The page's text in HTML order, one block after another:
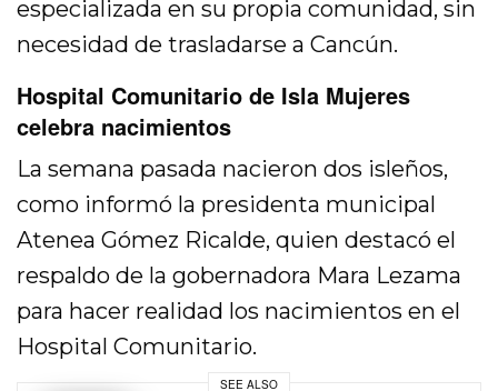
especializada en su propia comunidad, sin
necesidad de trasladarse a Cancún.
Hospital Comunitario de Isla Mujeres
celebra nacimientos
La semana pasada nacieron dos isleños,
como informó la presidenta municipal
Atenea Gómez Ricalde, quien destacó el
respaldo de la gobernadora Mara Lezama
para hacer realidad los nacimientos en el
Hospital Comunitario.
SEE ALSO